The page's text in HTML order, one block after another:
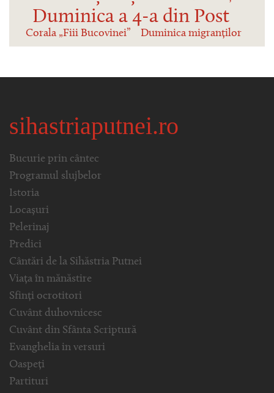
Duminica a 4-a din Post
Corala „Fiii Bucovinei” Duminica migranților
sihastriaputnei.ro
Bucurie prin cântec
Programul slujbelor
Istoria
Locașuri
Pelerinaj
Predici
Cântări de la Sihăstria Putnei
Viața în mănăstire
Sfinți ocrotitori
Cuvânt duhovnicesc
Cuvânt din Sfânta Scriptură
Evanghelia in versuri
Oaspeți
Partituri